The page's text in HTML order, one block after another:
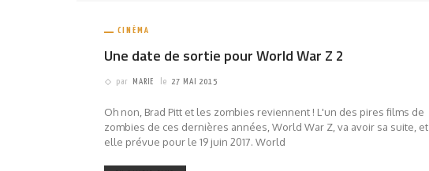
CINÉMA
Une date de sortie pour World War Z 2
par MARIE le 27 MAI 2015
Oh non, Brad Pitt et les zombies reviennent ! L'un des pires films de
zombies de ces dernières années, World War Z, va avoir sa suite, et
elle prévue pour le 19 juin 2017. World